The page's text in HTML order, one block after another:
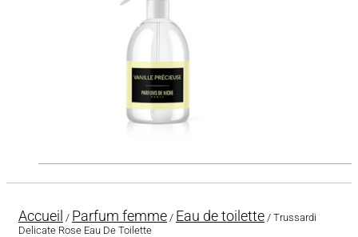
Accueil / Parfum femme / Eau de toilette / Trussardi
Delicate Rose Eau De Toilette